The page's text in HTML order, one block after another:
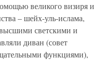
великого визиря и
– шейх-уль-ислама,
светскими и
диван (совет
функциями),